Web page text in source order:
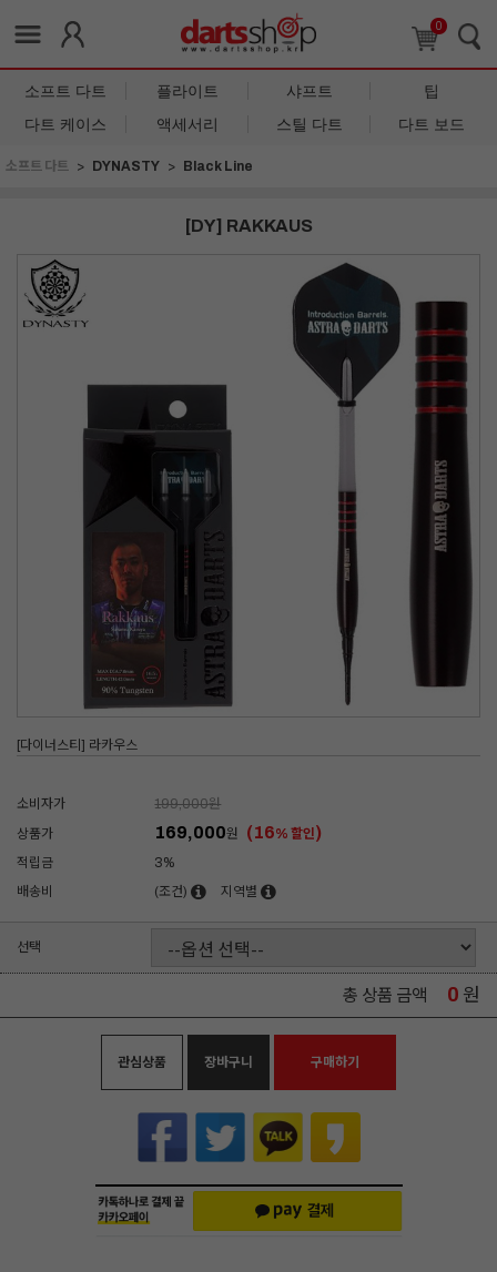
0
소프트 다트 플라이트 샤프트
팁
다트 케이스
액세서리 스틸 다트 다트 보드
소프트 다트 DYNASTY Black Line
[DY] RAKKAUS
[다이너스티] 라카우스
소비자가 199,000원
상품가
169,000원 (16% 할인)
적립금
3%
배송비
(조건) 지역별
선택
총 상품 금액 0 원
관심상품 장바구니 구매하기